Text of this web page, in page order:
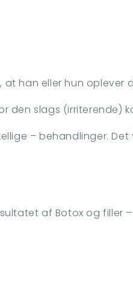
han eller hun oplever
den slags (irriterende)
– behandlinger.
af Botox og filler